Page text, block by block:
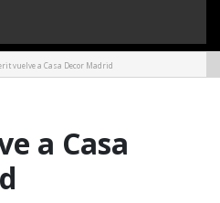
vuelve a Casa Decor Madrid
a Casa